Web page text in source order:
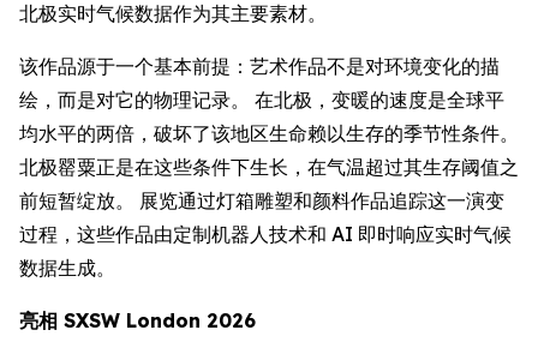
北极实时气候数据作为其主要素材。
该作品源于一个基本前提：艺术作品不是对环境变化的描
绘，而是对它的物理记录。 在北极，变暖的速度是全球平
均水平的两倍，破坏了该地区生命赖以生存的季节性条件。
北极罂粟正是在这些条件下生长，在气温超过其生存阈值之
前短暂绽放。 展览通过灯箱雕塑和颜料作品追踪这一演变
过程，这些作品由定制机器人技术和 AI 即时响应实时气候
数据生成。
亮相 SXSW London 2026